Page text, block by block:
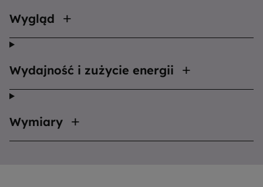
Wygląd
Wydajność i zużycie energii
Wymiary